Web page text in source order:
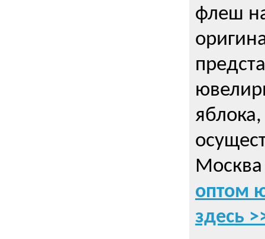
флеш
Москва
оптом
здесь